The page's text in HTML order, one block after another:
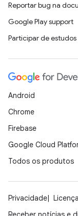
Reportar bug na
Google Play support
Participar de
Android
Chrome
Firebase
Google Cloud
Todos os produtos
Privacidade Licença